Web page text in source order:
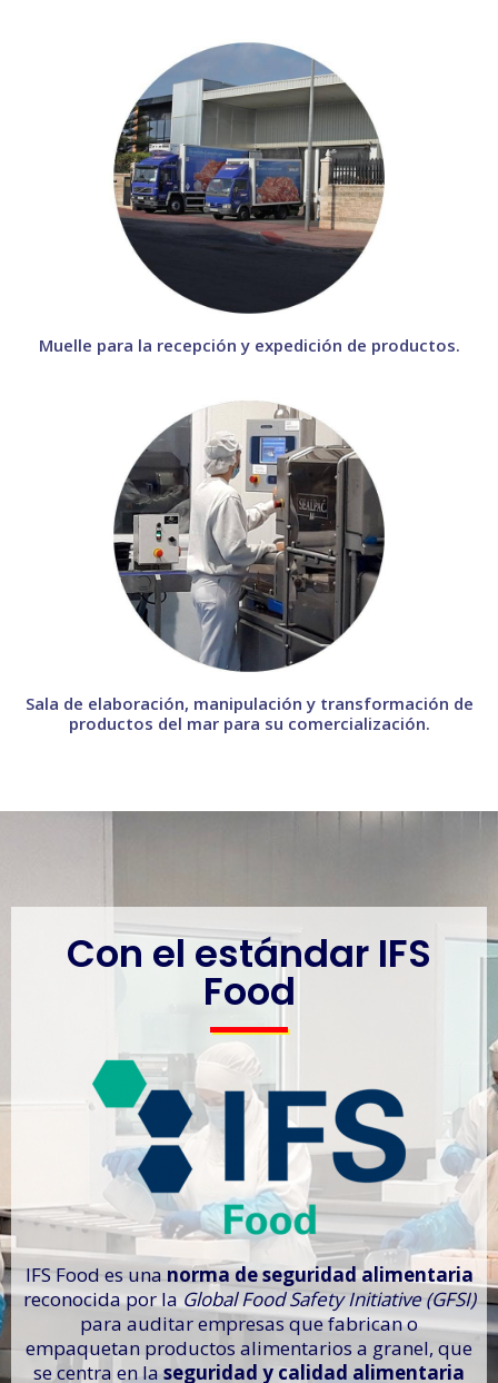
Muelle para la recepción y expedición de productos.
Sala de elaboración, manipulación y transformación de
productos del mar para su comercialización.
Con el estándar IFS
Food
IFS Food es unanorma de seguridad alimentaria
reconocida por la Global Food Safety Initiative (GFSI)
para auditar empresas que fabrican o
empaquetan productos alimentarios a granel, que
se centra en laseguridad y calidad alimentaria